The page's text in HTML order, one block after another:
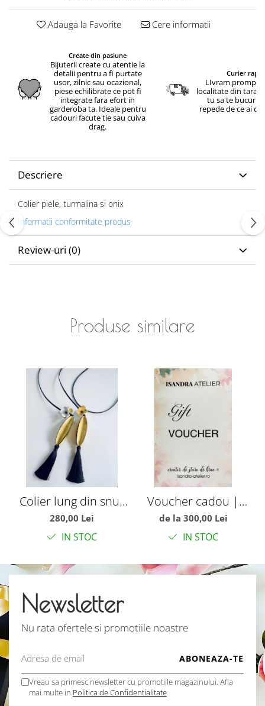
Adauga la Favorite Cere informatii
Create din pasiune
Bijuterii create cu atentie la
detalii pentru a fi purtate
usor, zilnic sau ocazional,
piese echilibrate ce pot fi
integrate fara efort in
garderoba ta. Ideale pentru
cadouri facute tie sau cuiva
drag.
Curier rapid
LIvram prompt
localitate din tara.
tu sa te bucuri
repede de ce ai
Descriere
Colier piele, turmalina si onix
Informatii conformitate produs
Review-uri (0)
Produse similare
Colier lung din snur
de piele si ciucuri
280,00 Lei
IN STOC
Voucher cadou |
Isandra Atelier
de la 300,00 Lei
IN STOC
Newsletter
Nu rata ofertele si promotiile noastre
Vreau sa primesc newsletter cu promotiile magazinului. Afla
mai multe in Politica de Confidentialitate